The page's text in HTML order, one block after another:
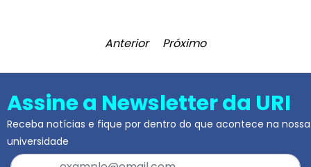
Anterior Próximo
Assine a Newsletter da URI
Receba notícias e fique por dentro do que acontece na nossa
universidade